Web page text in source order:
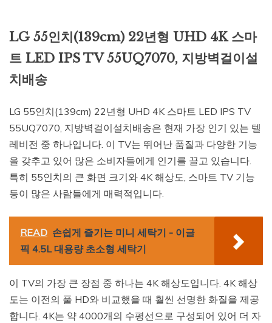
LG 55인치(139cm) 22년형 UHD 4K 스마
트 LED IPS TV 55UQ7070, 지방벽걸이설
치배송
LG 55인치(139cm) 22년형 UHD 4K 스마트 LED IPS TV
55UQ7070, 지방벽걸이설치배송은 현재 가장 인기 있는 텔
레비전 중 하나입니다. 이 TV는 뛰어난 품질과 다양한 기능
을 갖추고 있어 많은 소비자들에게 인기를 끌고 있습니다.
특히 55인치의 큰 화면 크기와 4K 해상도, 스마트 TV 기능
등이 많은 사람들에게 매력적입니다.
READ 손쉽게 즐기는 미니 세탁기 - 이글
픽 4.5L 대용량 초소형 세탁기
이 TV의 가장 큰 장점 중 하나는 4K 해상도입니다. 4K 해상
도는 이전의 풀 HD와 비교했을 때 훨씬 선명한 화질을 제공
합니다. 4K는 약 4000개의 수평선으로 구성되어 있어 더 자